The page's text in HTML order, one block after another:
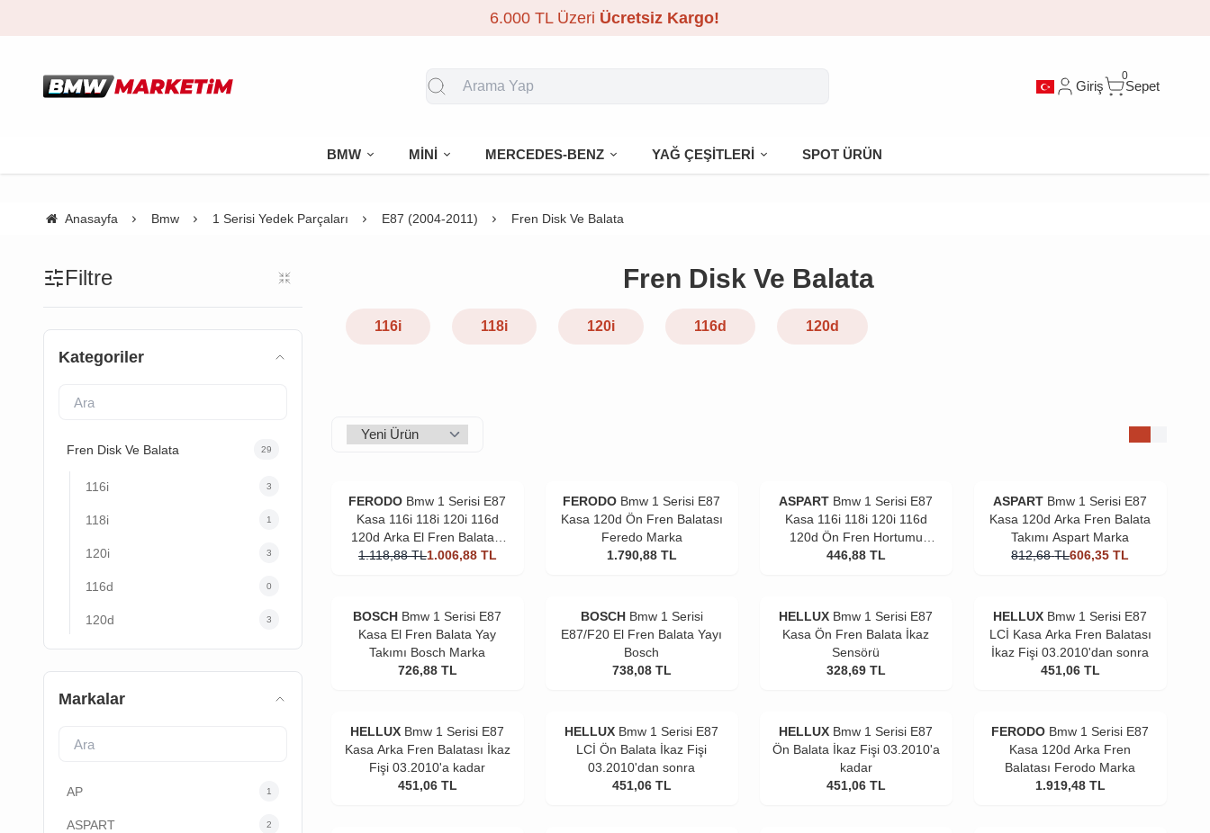
6.000 TL Üzeri Ücretsiz Kargo!
Giriş
0
Sepet
BMW MİNİ MERCEDES-BENZ YAĞ ÇEŞİTLERİ SPOT ÜRÜN
Anasayfa Bmw 1 Serisi Yedek Parçaları E87 (2004-2011) Fren Disk Ve Balata
Filtre
Kategoriler
Fren Disk Ve Balata 29
116i 3
118i 1
120i 3
116d 0
120d 3
Markalar
AP 1
ASPART 2
Fren Disk Ve Balata
116i 118i 120i 116d 120d
FERODO Bmw 1 Serisi E87
Kasa 116i 118i 120i 116d
120d Arka El Fren Balatası
Ferodo Marka
1.118,88 TL1.006,88 TL
FERODO Bmw 1 Serisi E87
Kasa 120d Ön Fren Balatası
Feredo Marka
1.790,88 TL
ASPART Bmw 1 Serisi E87
Kasa 116i 118i 120i 116d
120d Ön Fren Hortumu
Aspart Marka
446,88 TL
ASPART Bmw 1 Serisi E87
Kasa 120d Arka Fren Balata
Takımı Aspart Marka
812,68 TL606,35 TL
BOSCH Bmw 1 Serisi E87
Kasa El Fren Balata Yay
Takımı Bosch Marka
726,88 TL
BOSCH Bmw 1 Serisi
E87/F20 El Fren Balata Yayı
Bosch
738,08 TL
HELLUX Bmw 1 Serisi E87
Kasa Ön Fren Balata İkaz
Sensörü
328,69 TL
HELLUX Bmw 1 Serisi E87
LCİ Kasa Arka Fren Balatası
İkaz Fişi 03.2010'dan sonra
451,06 TL
HELLUX Bmw 1 Serisi E87
Kasa Arka Fren Balatası İkaz
Fişi 03.2010'a kadar
451,06 TL
HELLUX Bmw 1 Serisi E87
LCİ Ön Balata İkaz Fişi
03.2010'dan sonra
451,06 TL
HELLUX Bmw 1 Serisi E87
Ön Balata İkaz Fişi 03.2010'a
kadar
451,06 TL
FERODO Bmw 1 Serisi E87
Kasa 120d Arka Fren
Balatası Ferodo Marka
1.919,48 TL